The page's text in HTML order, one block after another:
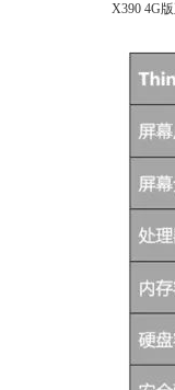
X390 4G